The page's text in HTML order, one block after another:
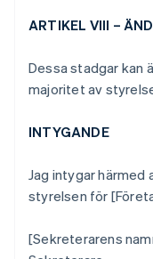
ARTIKEL VIII –
Dessa stadgar kan
majoritet av
INTYGANDE
Jag intygar
styrelsen för
[Sekreterarens